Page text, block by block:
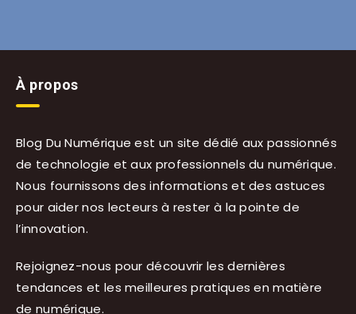
À propos
Blog Du Numérique est un site dédié aux passionnés
de technologie et aux professionnels du numérique.
Nous fournissons des informations et des astuces
pour aider nos lecteurs à rester à la pointe de
l’innovation.
Rejoignez-nous pour découvrir les dernières
tendances et les meilleures pratiques en matière
de numérique.